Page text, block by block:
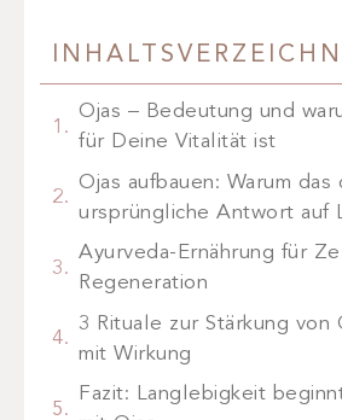
Ojas – Bedeutung und
für Deine Vitalität ist
Ojas aufbauen: Warum das
ursprüngliche Antwort auf
Ayurveda-Ernährung für
Regeneration
3 Rituale zur Stärkung von
mit Wirkung
Fazit: Langlebigkeit